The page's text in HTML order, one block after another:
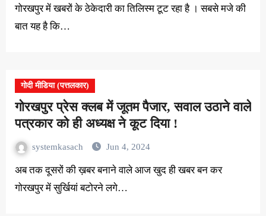
गोरखपुर में खबरों के ठेकेदारी का तिलिस्म टूट रहा है । सबसे मजे की
बात यह है कि…
गोदी मीडिया (पत्तलकार)
गोरखपुर प्रेस क्लब में जूतम पैजार, सवाल उठाने वाले
पत्रकार को ही अध्यक्ष ने कूट दिया !
systemkasach Jun 4, 2024
अब तक दूसरों की ख़बर बनाने वाले आज खुद ही खबर बन कर
गोरखपुर में सुर्खियां बटोरने लगे…